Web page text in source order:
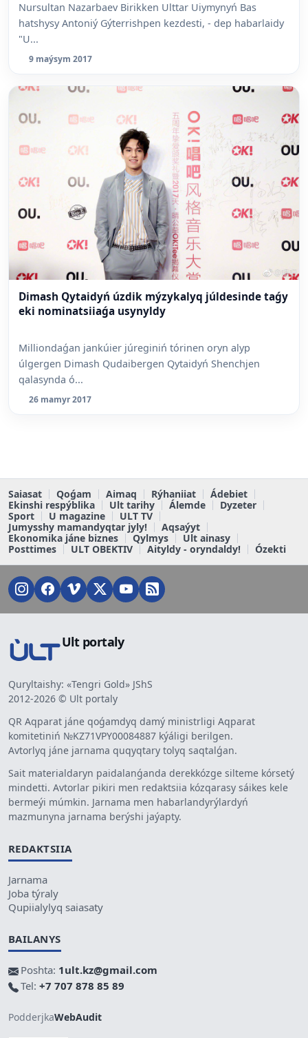
Nursultan Nazarbaev Birikken Ulttar Uiymynyń Bas
hatshysy Antoniý Gýterrishpen kezdesti, - dep habarlaidy
"U...
9 maýsym 2017
Dimash Qytaidyń úzdik mýzykalyq júldesinde taǵy
eki nominatsiiaǵa usynyldy
Milliondaǵan jankúier júreginiń tórinen oryn alyp
úlgergen Dimash Qudaibergen Qytaidyń Shenchjen
qalasynda ó...
26 mamyr 2017
Saiasat Qoǵam Aimaq Rýhaniiat
Ádebiet
Ekinshi respýblika
Ult tarihy Álemde
Dyzeter
Sport
U magazine
ULT TV
Jumysshy mamandyqtar jyly!
Aqsaýyt
Ekonomika jáne biznes
Qylmys
Ult ainasy
Posttimes
ULT OBEKTIV Aityldy - oryndaldy! Ózekti
Ult portaly
Quryltaishy: «Tengri Gold» JShS
2012-2026 © Ult portaly
QR Aqparat jáne qoǵamdyq damý ministrligi Aqparat
komitetiniń №KZ71VPY00084887 kýáligi berilgen.
Avtorlyq jáne jarnama quqyqtary tolyq saqtalǵan.
Sait materialdaryn paidalanǵanda derekkózge silteme kórsetý
mindetti. Avtorlar pikiri men redaktsiia kózqarasy sáikes kele
bermeýi múmkin. Jarnama men habarlandyrýlardyń
mazmunyna jarnama berýshi jaýapty.
REDAKTSIIA
Jarnama
Joba týraly
Qupiialylyq saiasaty
BAILANYS
Poshta: 1ult.kz@gmail.com
Tel: +7 707 878 85 89
PodderjkaWebAudit